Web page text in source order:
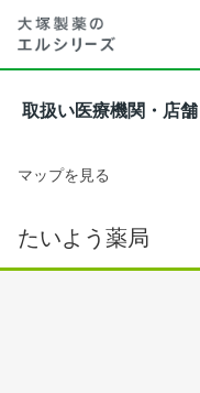
取扱い医療機関・店舗
マップを見る
たいよう薬局